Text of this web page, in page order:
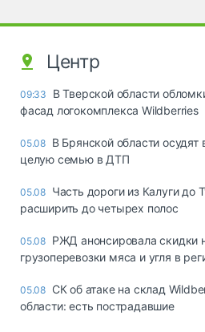
Центр
09:33
В Тверской области
фасад логокомплекса Wildberries
05.08 В Брянской области осудят
целую семью в ДТП
05.08 Часть дороги из Калуги до
расширить до четырех полос
05.08 РЖД анонсировала скидки
грузоперевозки мяса и угля в
05.08 СК об атаке на склад
области: есть пострадавшие